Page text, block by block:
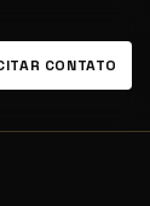
CONTATO